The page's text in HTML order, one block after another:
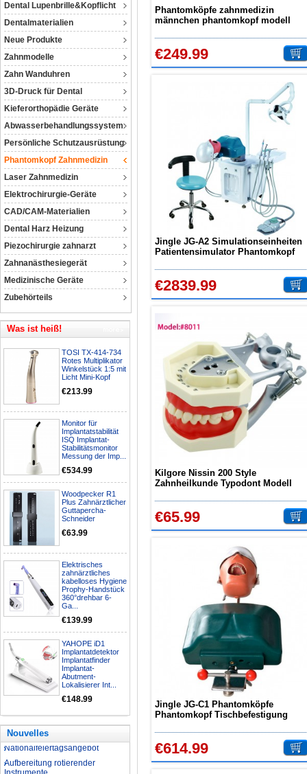
Dental Lupenbrille&Kopflicht
Dentalmaterialien
Neue Produkte
Zahnmodelle
Zahn Wanduhren
3D-Druck für Dental
Kieferorthopädie Geräte
Abwasserbehandlungssystem
Persönliche Schutzausrüstung
Phantomkopf Zahnmedizin
Laser Zahnmedizin
Elektrochirurgie-Geräte
CAD/CAM-Materialien
Dental Harz Heizung
Piezochirurgie zahnarzt
Zahnanästhesiegerät
Medizinische Geräte
Zubehörteils
Was ist heiß!
TOSI TX-414-734
Rotes Multiplikator
Winkelstück 1:5 mit
Licht Mini-Kopf
€213.99
Monitor für
Implantatstabilität
ISQ Implantat-
Stabilitätsmonitor
Messung der Imp...
€534.99
Woodpecker R1
Plus Zahnärztlicher
Guttapercha-
Schneider
€63.99
Elektrisches
zahnärztliches
kabelloses Hygiene
Prophy-Handstück
360°drehbar 6-
Ga...
€139.99
YAHOPE iD1
Implantatdetektor
Implantatfinder
Implantat-
Abutment-
Lokalisierer Int...
€148.99
Nouvelles
Nationalfeiertagsangebot
Aufbereitung rotierender
Instrumente
Phantomköpfe zahnmedizin
männchen phantomkopf modell
Kompatibel mit Nissin Kilgore
€249.99
Jingle JG-A2 Simulationseinheiten
Patientensimulator Phantomkopf
€2839.99
Kilgore Nissin 200 Style
Zahnheilkunde Typodont Modell
Ersatzzähne
€65.99
Jingle JG-C1 Phantomköpfe
Phantomkopf Tischbefestigung
Phantomkopf
€614.99